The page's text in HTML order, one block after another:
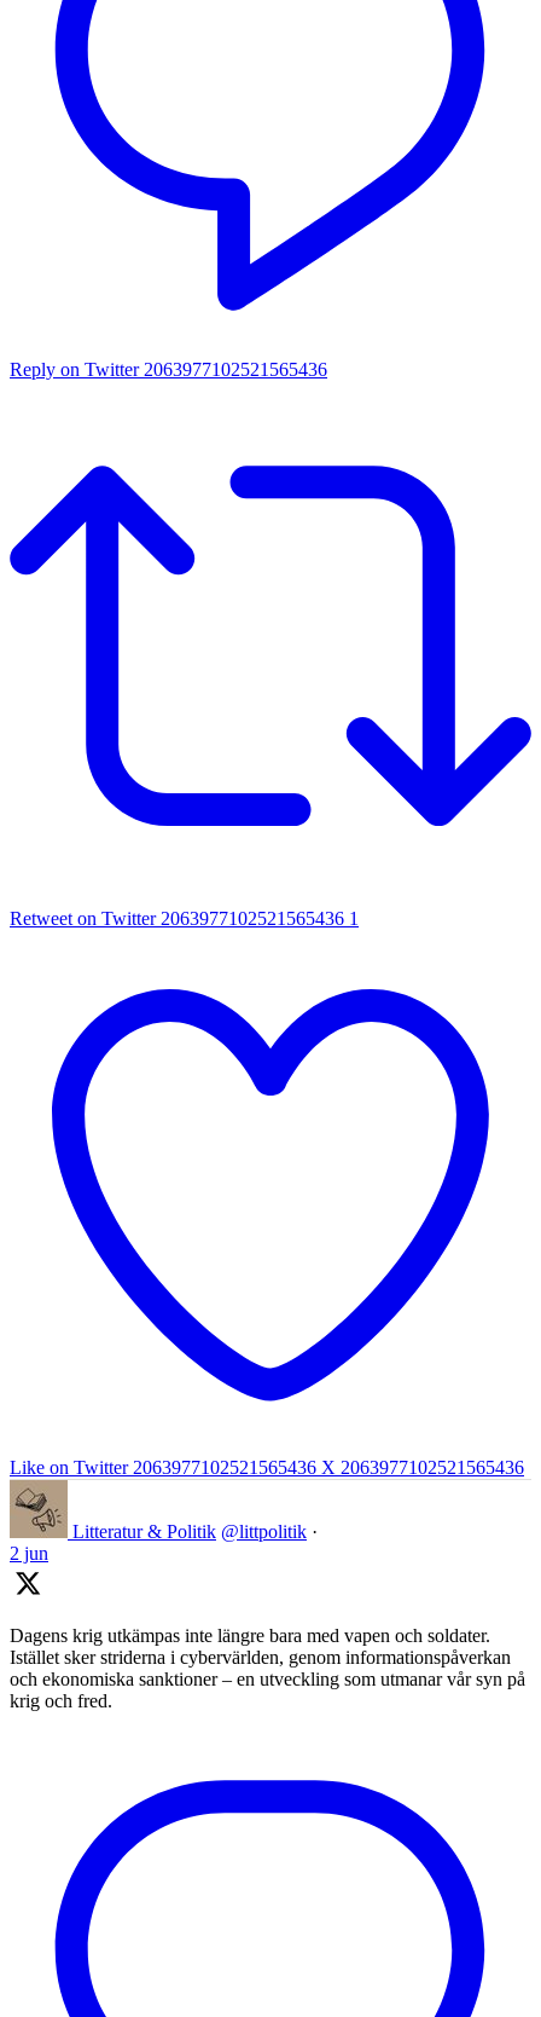
Reply on Twitter 2063977102521565436
Retweet on Twitter 2063977102521565436 1
Like on Twitter 2063977102521565436 X 2063977102521565436
Litteratur & Politik @littpolitik ·
2 jun
Dagens krig utkämpas inte längre bara med vapen och soldater.
Istället sker striderna i cybervärlden, genom informationspåverkan
och ekonomiska sanktioner – en utveckling som utmanar vår syn på
krig och fred.